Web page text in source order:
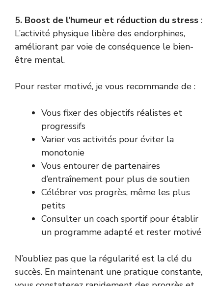
5. Boost de l’humeur et réduction du stress :
L’activité physique libère des endorphines,
améliorant par voie de conséquence le bien-
être mental.
Pour rester motivé, je vous recommande de :
Vous fixer des objectifs réalistes et
progressifs
Varier vos activités pour éviter la
monotonie
Vous entourer de partenaires
d’entraînement pour plus de soutien
Célébrer vos progrès, même les plus
petits
Consulter un coach sportif pour établir
un programme adapté et rester motivé
N’oubliez pas que la régularité est la clé du
succès. En maintenant une pratique constante,